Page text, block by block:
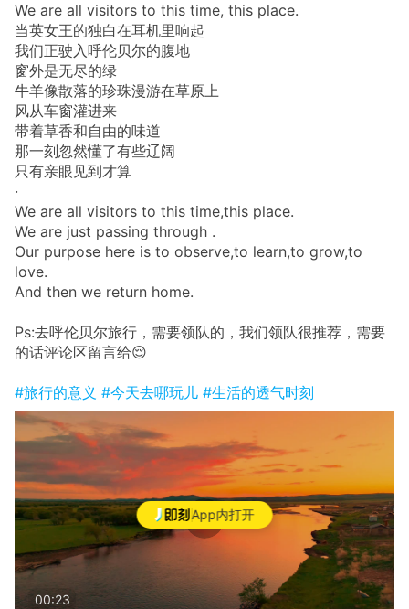
App内打开
We are all visitors to this time, this place.
当英女王的独白在耳机里响起
我们正驶入呼伦贝尔的腹地
窗外是无尽的绿
牛羊像散落的珍珠漫游在草原上
风从车窗灌进来
带着草香和自由的味道
那一刻忽然懂了有些辽阔
只有亲眼见到才算
·
We are all visitors to this time,this place.
We are just passing through .
Our purpose here is to observe,to learn,to grow,to
love.
And then we return home.
Ps:去呼伦贝尔旅行，需要领队的，我们领队很推荐，需要
的话评论区留言给😌
#旅行的意义 #今天去哪玩儿 #生活的透气时刻
00:23